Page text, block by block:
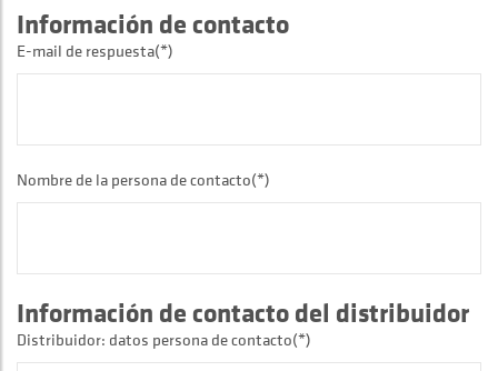
Información de contacto
E-mail de respuesta(*)
Nombre de la persona de contacto(*)
Información de contacto del distribuidor
Distribuidor: datos persona de contacto(*)